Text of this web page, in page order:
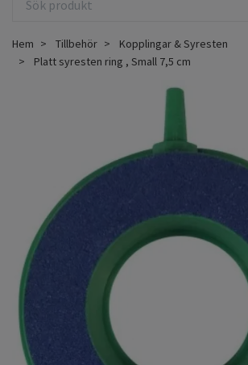
Hem Tillbehör
Kopplingar & Syresten
Platt syresten ring , Small 7,5 cm